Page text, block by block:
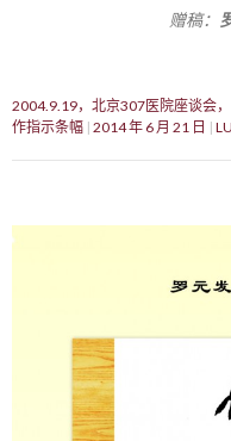
赠稿：
2004.9.19，北京307医院座谈会
作指示条幅 2014 年 6 月 21 日